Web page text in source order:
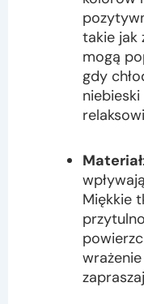
takie jak
mogą
gdy
Materiał
Miękkie